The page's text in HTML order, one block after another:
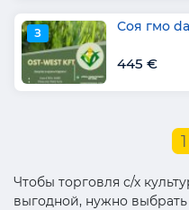
З Соя гмо
445 €
1
Чтобы торговля с/х
выгодной, нужно